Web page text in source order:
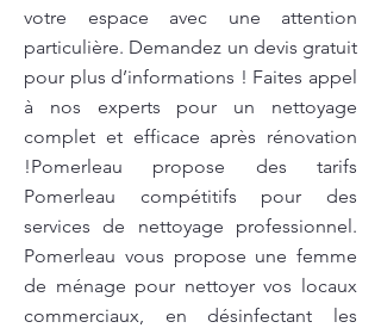
votre espace avec une attention
particulière. Demandez un devis gratuit
pour plus d’informations ! Faites appel
à nos experts pour un nettoyage
complet et efficace après rénovation
!Pomerleau propose des tarifs
Pomerleau compétitifs pour des
services de nettoyage professionnel.
Pomerleau vous propose une femme
de ménage pour nettoyer vos locaux
commerciaux, en désinfectant les